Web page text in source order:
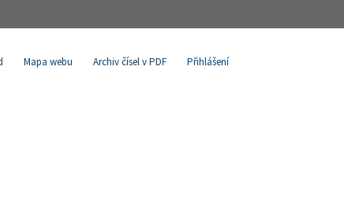
Mapa webu Archiv čísel v PDF Přihlášení